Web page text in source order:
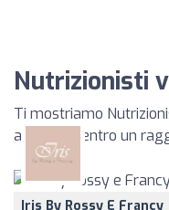
Nutrizionisti
Ti mostriamo
a Rovato (entro un
Iris By Rossy E Francy